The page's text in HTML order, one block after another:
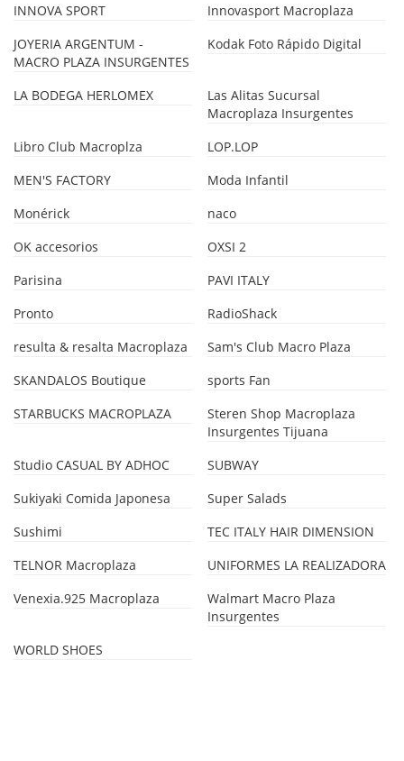
INNOVA SPORT
Innovasport Macroplaza
JOYERIA ARGENTUM -
MACRO PLAZA INSURGENTES
Kodak Foto Rápido Digital
LA BODEGA HERLOMEX
Las Alitas Sucursal
Macroplaza Insurgentes
Libro Club Macroplza
LOP.LOP
MEN'S FACTORY
Moda Infantil
Monérick
naco
OK accesorios
OXSI 2
Parisina
PAVI ITALY
Pronto
RadioShack
resulta & resalta Macroplaza
Sam's Club Macro Plaza
SKANDALOS Boutique
sports Fan
STARBUCKS MACROPLAZA
Steren Shop Macroplaza
Insurgentes Tijuana
Studio CASUAL BY ADHOC
SUBWAY
Sukiyaki Comida Japonesa
Super Salads
Sushimi
TEC ITALY HAIR DIMENSION
TELNOR Macroplaza
UNIFORMES LA REALIZADORA
Venexia.925 Macroplaza
Walmart Macro Plaza
Insurgentes
WORLD SHOES